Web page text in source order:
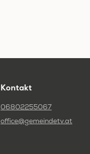
Kontakt
06802255067
office@gemeindetv.at